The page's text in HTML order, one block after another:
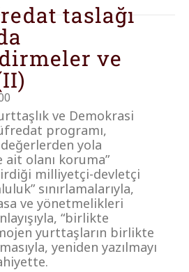
taslağı
ve
ve Demokrasi
programı,
yola
ait olanı koruma”
sınırlamalarıyla,
ve yönetmelikleri
“birlikte
yurttaşların birlikte
yeniden yazılmayı